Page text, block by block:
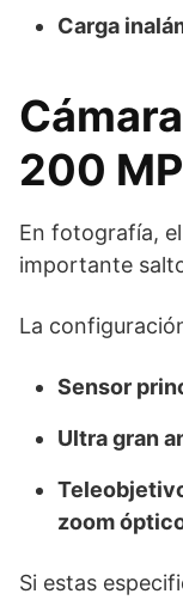
Carga
200 MP
En fotografía,
importante
La
Sensor
Ultra gran
zoom
Si estas